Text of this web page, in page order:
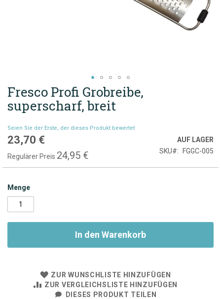
Zum
Anfang
der
springen
Fresco Profi Grobreibe,
superscharf, breit
Seien Sie der Erste, der dieses Produkt bewertet
Sonderpreis
23,70 €
Regulärer Preis 24,95 €
AUF LAGER
SKU
FGGC-005
Menge
In den Warenkorb
ZUR WUNSCHLISTE HINZUFÜGEN
ZUR VERGLEICHSLISTE HINZUFÜGEN
DIESES PRODUKT TEILEN